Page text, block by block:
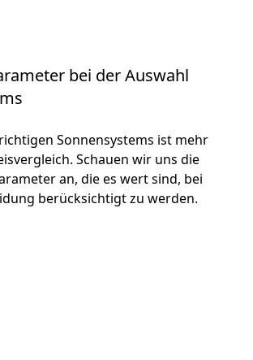
bei der Auswahl
Sonnensystems ist mehr
Schauen wir uns die
an, die es wert sind, bei
berücksichtigt zu werden.